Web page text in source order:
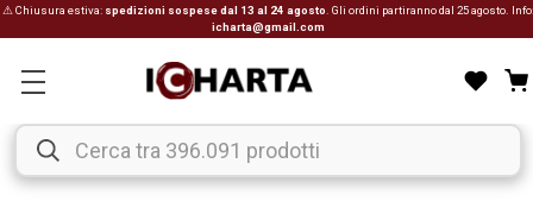
⚠ Chiusura estiva: spedizioni sospese dal 13 al 24 agosto . Gli ordini partiranno dal 25 agosto. Info:
icharta@gmail.com